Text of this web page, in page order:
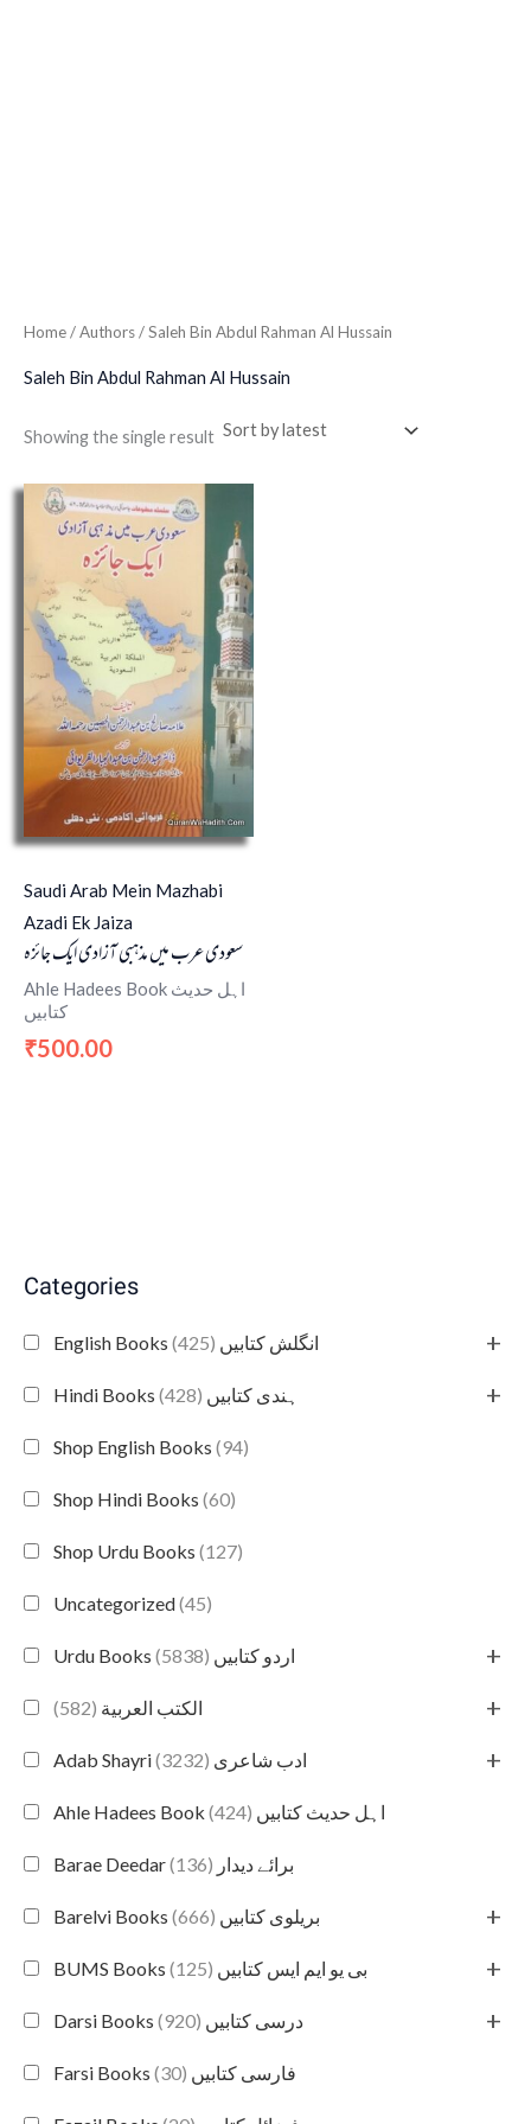
Categories
English Books انگلش کتابیں (425) +
Hindi Books ہندی کتابیں (428) +
Shop English Books (94)
Shop Hindi Books (60)
Shop Urdu Books (127)
Uncategorized(45)
Urdu Books اردو کتابیں (5838) +
الكتب العربية (582) +
Adab Shayri ادب شاعری (3232) +
Ahle Hadees Book اہل حدیث کتابیں (424)
Barae Deedar برائے دیدار (136)
Barelvi Books بریلوی کتابیں (666) +
BUMS Books بی یو ایم ایس کتابیں (125) +
Darsi Books درسی کتابیں (920) +
Farsi Books فارسی کتابیں (30)
Home/ Authors / Saleh Bin Abdul Rahman Al Hussain
Saleh Bin Abdul Rahman Al Hussain
Showing the single result
Saudi Arab Mein Mazhabi
Azadi Ek Jaiza
سعودی عرب میں مذہبی آزادی ایک جائزہ
Ahle Hadees Book اہل حدیث
کتابیں
₹500.00